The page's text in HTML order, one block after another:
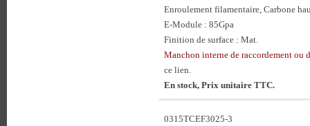
Enroulement filamentaire, Carbone
E-Module : 85Gpa
Finition de surface : Mat.
Manchon interne de raccordement ou
ce lien.
En stock, Prix unitaire TTC.
0315TCEF3025-3